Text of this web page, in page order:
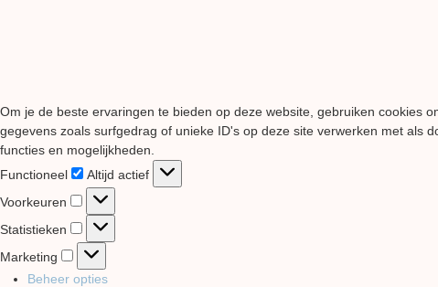
Om je de beste ervaringen te bieden op deze website, gebruiken cookies
gegevens zoals surfgedrag of unieke ID's op deze site verwerken met als
functies en mogelijkheden.
Functioneel
Functioneel
Altijd actief
Voorkeuren
Voorkeuren
Statistieken Statistieken
Marketing
Marketing
Beheer opties